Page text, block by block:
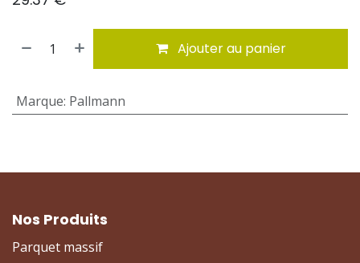
Ajouter au panier
Marque: Pallmann
Nos Produits
Parquet massif